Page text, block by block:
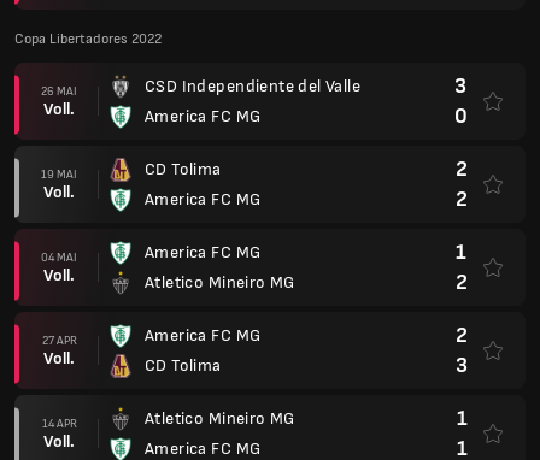
Copa Libertadores 2022
26 MAI
Voll.
CSD Independiente del Valle
America FC MG
3
0
19 MAI
Voll.
CD Tolima
America FC MG
2
2
04 MAI
Voll.
America FC MG
Atletico Mineiro MG
1
2
27 APR
Voll.
America FC MG
CD Tolima
2
3
14 APR
Voll.
Atletico Mineiro MG
America FC MG
1
1